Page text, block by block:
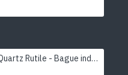
Bague argent Quartz Rutile - Bague indienne - Bijoux indiens